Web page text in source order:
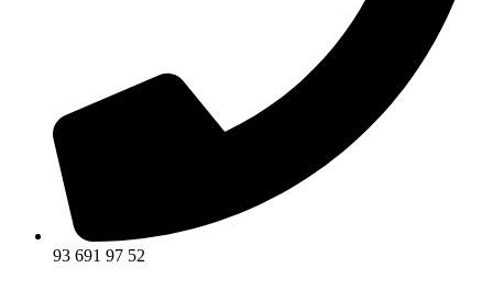
93 691 97 52